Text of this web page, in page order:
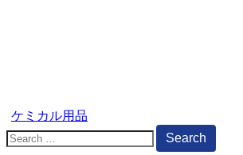
ケミカル用品
Search
for: